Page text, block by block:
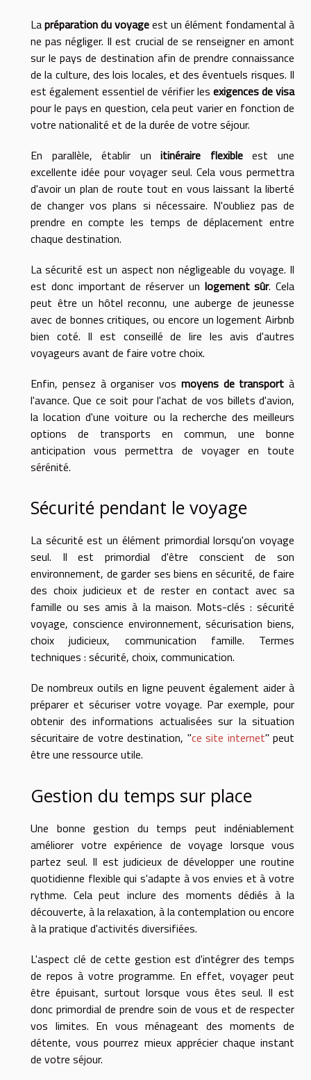
Lapréparation du voyageest un élément fondamental à
ne pas négliger. Il est crucial de se renseigner en amont
sur le pays de destination afin de prendre connaissance
de la culture, des lois locales, et des éventuels risques. Il
est également essentiel de vérifier les exigences de visa
pour le pays en question, cela peut varier en fonction de
votre nationalité et de la durée de votre séjour.
En parallèle, établir unitinéraire flexibleest une
excellente idée pour voyager seul. Cela vous permettra
d'avoir un plan de route tout en vous laissant la liberté
de changer vos plans si nécessaire. N'oubliez pas de
prendre en compte les temps de déplacement entre
chaque destination.
La sécurité est un aspect non négligeable du voyage. Il
est donc important de réserver un logement sûr. Cela
peut être un hôtel reconnu, une auberge de jeunesse
avec de bonnes critiques, ou encore un logement Airbnb
bien coté. Il est conseillé de lire les avis d'autres
voyageurs avant de faire votre choix.
Enfin, pensez à organiser vos moyens de transport à
l'avance. Que ce soit pour l'achat de vos billets d'avion,
la location d'une voiture ou la recherche des meilleurs
options de transports en commun, une bonne
anticipation vous permettra de voyager en toute
sérénité.
Sécurité pendant le voyage
La sécurité est un élément primordial lorsqu'on voyage
seul. Il est primordial d'être conscient de son
environnement, de garder ses biens en sécurité, de faire
des choix judicieux et de rester en contact avec sa
famille ou ses amis à la maison. Mots-clés : sécurité
voyage, conscience environnement, sécurisation biens,
choix judicieux, communication famille. Termes
techniques : sécurité, choix, communication.
De nombreux outils en ligne peuvent également aider à
préparer et sécuriser votre voyage. Par exemple, pour
obtenir des informations actualisées sur la situation
sécuritaire de votre destination, "ce site internet" peut
être une ressource utile.
Gestion du temps sur place
Une bonne gestion du temps peut indéniablement
améliorer votre expérience de voyage lorsque vous
partez seul. Il est judicieux de développer une routine
quotidienne flexible qui s'adapte à vos envies et à votre
rythme. Cela peut inclure des moments dédiés à la
découverte, à la relaxation, à la contemplation ou encore
à la pratique d'activités diversifiées.
L'aspect clé de cette gestion est d'intégrer des temps
de repos à votre programme. En effet, voyager peut
être épuisant, surtout lorsque vous êtes seul. Il est
donc primordial de prendre soin de vous et de respecter
vos limites. En vous ménageant des moments de
détente, vous pourrez mieux apprécier chaque instant
de votre séjour.